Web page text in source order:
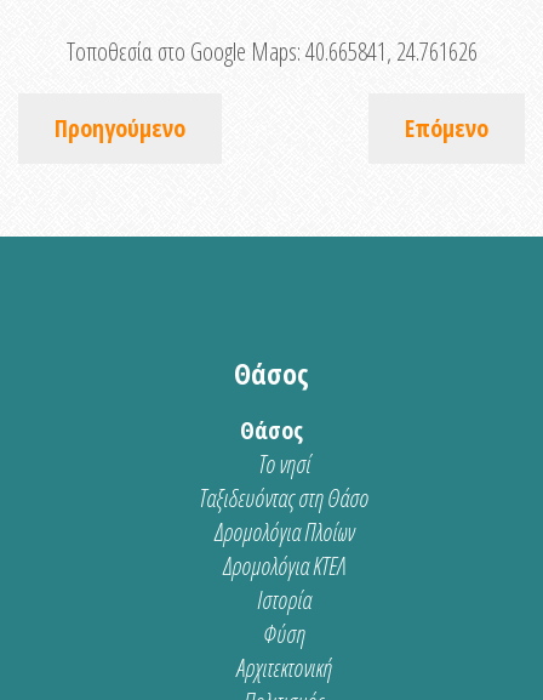
Τοποθεσία στο Google Maps:40.665841, 24.761626
Προηγούμενο Επόμενο
Θάσος
Θάσος
Το νησί
Ταξιδευόντας στη Θάσο
Δρομολόγια Πλοίων
Δρομολόγια ΚΤΕΛ
Ιστορία
Φύση
Αρχιτεκτονική